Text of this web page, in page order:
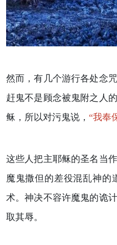
然而，有几个游行各处念
赶鬼不是顾念被鬼附之人
稣，所以对污鬼说， “我奉
这些人把主耶稣的圣名当
魔鬼撒但的差役混乱神的
术。神决不容许魔鬼的诡
取其辱。